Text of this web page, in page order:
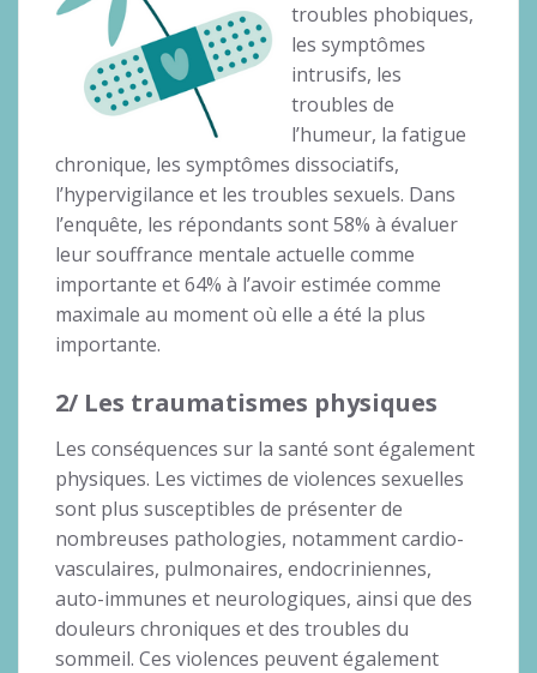
troubles phobiques,
les symptômes
intrusifs, les
troubles de
l’humeur, la fatigue
chronique, les symptômes dissociatifs,
l’hypervigilance et les troubles sexuels. Dans
l’enquête, les répondants sont 58% à évaluer
leur souffrance mentale actuelle comme
importante et 64% à l’avoir estimée comme
maximale au moment où elle a été la plus
importante.
2/ Les traumatismes physiques
Les conséquences sur la santé sont également
physiques. Les victimes de violences sexuelles
sont plus susceptibles de présenter de
nombreuses pathologies, notamment cardio-
vasculaires, pulmonaires, endocriniennes,
auto-immunes et neurologiques, ainsi que des
douleurs chroniques et des troubles du
sommeil. Ces violences peuvent également